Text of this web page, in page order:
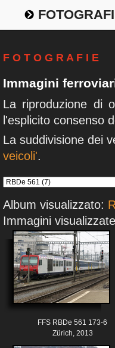
F O T O G R A F I E
Immagini
La riproduzione di
l'esplicito consenso
La suddivisione dei
veicoli'.
Album visualizzato:
Immagini
FFS RBDe 561 173-6
Zürich, 2013